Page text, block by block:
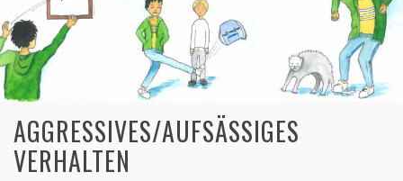
AGGRESSIVES/AUFSÄSSIGES
VERHALTEN